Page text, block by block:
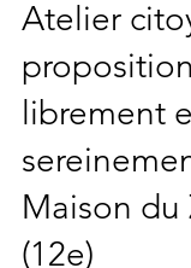
18 févr. 2025
18 février
Atelier
librement